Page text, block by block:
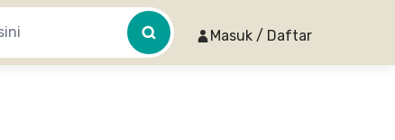
Masuk / Daftar